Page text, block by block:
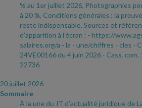
% au 1er juillet 2026, Photographies
à 20 %, Conditions générales : la
reste indispensable. Sources et
d’apparition à l’écran : - https://
salaires.org/a - la - une/chiffres - cles -
24VE00166 du 4 juin 2026 - Cass. com.
22736
20 juillet 2026
Sommaire
À la une du JT d’actualité juridique de